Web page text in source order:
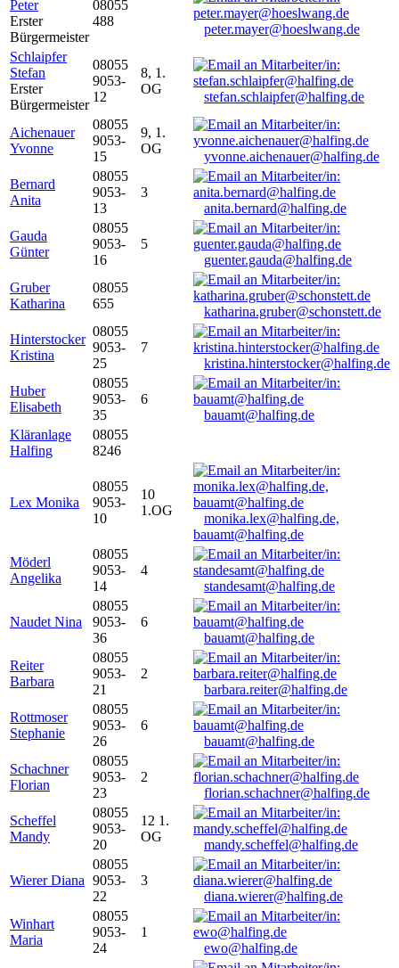
Peter
Erster
Bürgermeister
08055
488
peter.mayer@hoeslwang.de
Schlaipfer
Stefan
Erster
Bürgermeister
08055
9053-
12
8, 1.
OG
stefan.schlaipfer@halfing.de
Aichenauer
Yvonne
08055
9053-
15
9, 1.
OG
yvonne.aichenauer@halfing.de
Bernard
Anita
08055
9053-
13
3
anita.bernard@halfing.de
Gauda
Günter
08055
9053-
16
5
guenter.gauda@halfing.de
Gruber
Katharina
08055
655
katharina.gruber@schonstett.de
Hinterstocker
Kristina
08055
9053-
25
7
kristina.hinterstocker@halfing.de
Huber
Elisabeth
08055
9053-
35
6
bauamt@halfing.de
Kläranlage
Halfing
08055
8246
Lex Monika
08055
9053-
10
10
1.OG
monika.lex@halfing.de,
bauamt@halfing.de
Möderl
Angelika
08055
9053-
14
4
standesamt@halfing.de
Naudet Nina
08055
9053-
36
6
bauamt@halfing.de
Reiter
Barbara
08055
9053-
21
2
barbara.reiter@halfing.de
Rottmoser
Stephanie
08055
9053-
26
6
bauamt@halfing.de
Schachner
Florian
08055
9053-
23
2
florian.schachner@halfing.de
Scheffel
Mandy
08055
9053-
20
12 1.
OG
mandy.scheffel@halfing.de
Wierer Diana
08055
9053-
22
3
diana.wierer@halfing.de
Winhart
Maria
08055
9053-
24
1
ewo@halfing.de